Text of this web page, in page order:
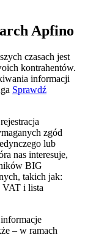
Apfino
czasach jest
kontrahentów.
informacji
Sprawdź
zgód
lub
nas interesuje,
BIG
takich jak:
i lista
– w ramach